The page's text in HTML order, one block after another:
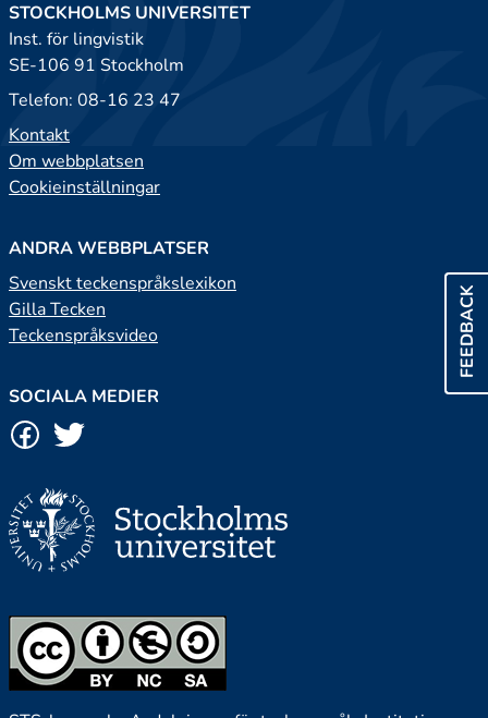
FEEDBACK
STOCKHOLMS UNIVERSITET
Inst. för lingvistik
SE-106 91 Stockholm
Telefon: 08-16 23 47
Kontakt
Om webbplatsen
Cookieinställningar
ANDRA WEBBPLATSER
Svenskt teckenspråkslexikon
Gilla Tecken
Teckenspråksvideo
SOCIALA MEDIER